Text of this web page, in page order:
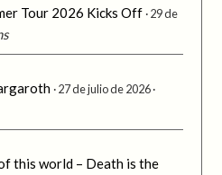
Tour 2026 Kicks Off 29 de
27 de julio de 2026
this world – Death is the